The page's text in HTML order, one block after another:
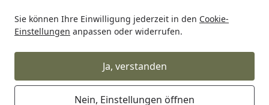
Sie können Ihre Einwilligung jederzeit in den Cookie-
Einstellungen anpassen oder widerrufen.
Ja, verstanden
Nein, Einstellungen öffnen